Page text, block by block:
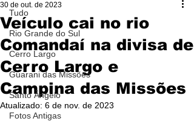
Tudo
Rio Grande do Sul
Cerro Largo
Guarani das Missões
Santo Ângelo
Fotos Antigas
Veículo cai no rio
Comandaí na divisa de
Cerro Largo e
Campina das Missões
30 de out. de 2023
Atualizado: 6 de nov. de 2023